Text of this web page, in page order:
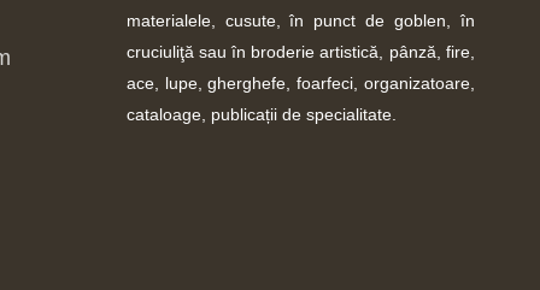
materialele, cusute, în punct de goblen, în
cruciuliţă sau în broderie artistică, pânză, fire,
ace, lupe, gherghefe, foarfeci, organizatoare,
cataloage, publicații de specialitate.